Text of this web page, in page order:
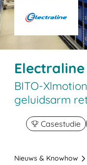
BITO-
geluidsarm
Casestudie
Nieuws & Knowhow